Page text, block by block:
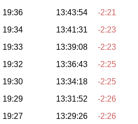
19:36 13:43:54
-2:21
19:34 13:41:31
-2:23
19:33 13:39:08
-2:23
19:32 13:36:43
-2:25
19:30 13:34:18
-2:25
19:29 13:31:52
-2:26
19:27 13:29:26
-2:26